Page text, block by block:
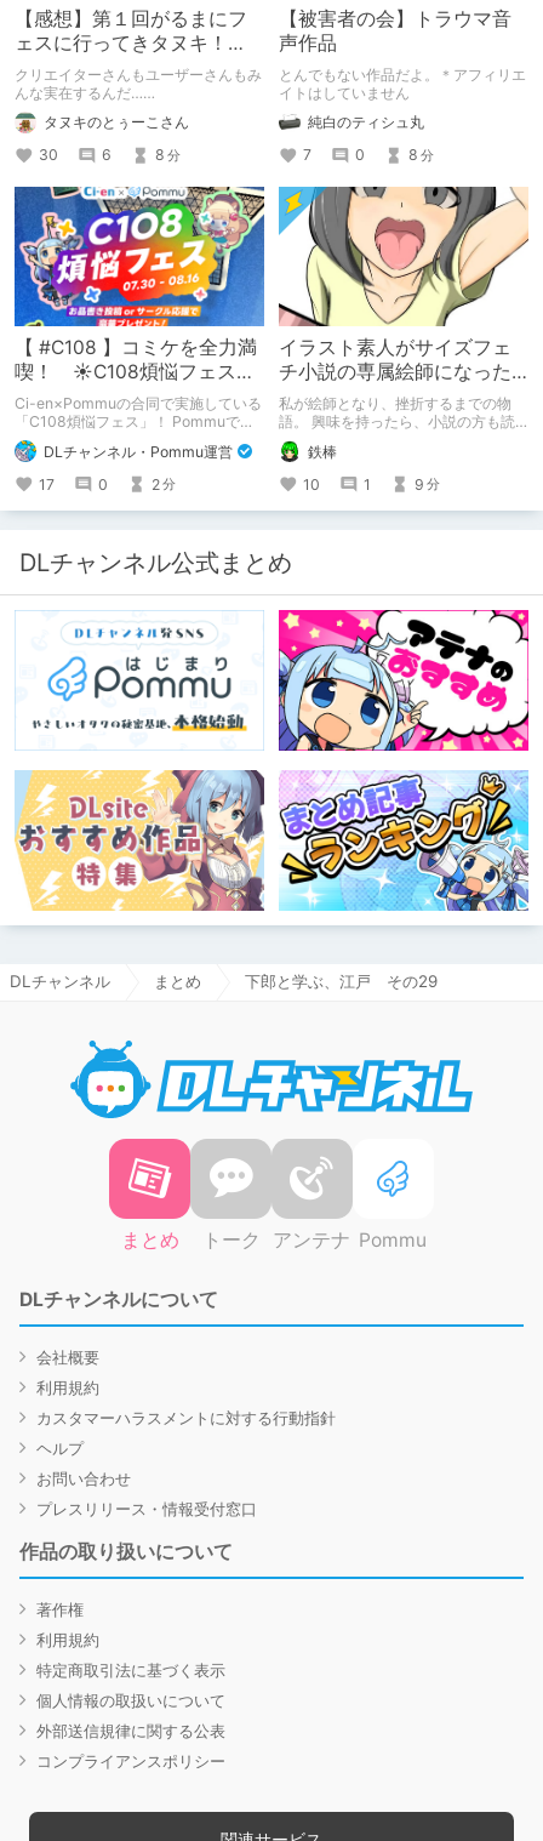
【感想】第１回がるまにフ
ェスに行ってきタヌキ！
【レポ】
クリエイターさんもユーザーさんもみ
んな実在するんだ……
タヌキのとぅーこさん
30
6 8 分
【被害者の会】トラウマ音
声作品
とんでもない作品だよ。＊アフィリエ
イトはしていません
純白のティシュ丸
7
0 8 分
【 #C108 】コミケを全力満
喫！ ☀C108煩悩フェス☀
Pommu版のご案内
Ci-en×Pommuの合同で実施している
「C108煩悩フェス」！ Pommuでの
参加方法について、改めてこちらでも
ご案内いたします！
DLチャンネル・Pommu運営
17
0 2分
イラスト素人がサイズフェ
チ小説の専属絵師になった
お話
私が絵師となり、挫折するまでの物
語。 興味を持ったら、小説の方も読
んで欲しいなって感じ 私の絵を使っ
てくれてる小説書きさんのページＵＲ
Ｌ
https://www.pixiv.net/users/341489
73/novels?p=1
鉄棒
10
1 9 分
DLチャンネル公式まとめ
DLチャンネル まとめ 下郎と学ぶ、江戸 その29
まとめ トーク アンテナ Pommu
DLチャンネルについて
会社概要
利用規約
カスタマーハラスメントに対する行動指針
ヘルプ
お問い合わせ
プレスリリース・情報受付窓口
作品の取り扱いについて
著作権
利用規約
特定商取引法に基づく表示
個人情報の取扱いについて
外部送信規律に関する公表
コンプライアンスポリシー